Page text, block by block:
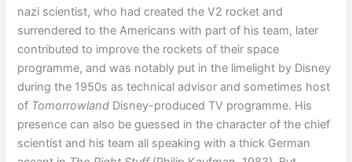
nazi scientist, who had created the V2 rocket and
surrendered to the Americans with part of his team, later
contributed to improve the rockets of their space
programme, and was notably put in the limelight by Disney
during the 1950s as technical advisor and sometimes host
of Tomorrowland Disney-produced TV programme. His
presence can also be guessed in the character of the chief
scientist and his team all speaking with a thick German